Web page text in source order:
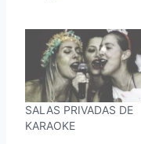
SALAS PRIVADAS DE
KARAOKE